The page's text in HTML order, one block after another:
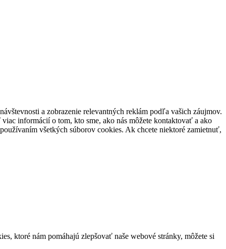
a zobrazenie relevantných reklám podľa vašich záujmov.
informácií o tom, kto sme, ako nás môžete kontaktovať a ako
všetkých súborov cookies. Ak chcete niektoré zamietnuť,
ktoré nám pomáhajú zlepšovať naše webové stránky, môžete si